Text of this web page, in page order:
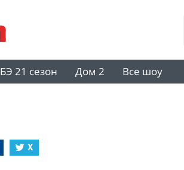
БЭ 21 сезон Дом 2 Все шоу
X